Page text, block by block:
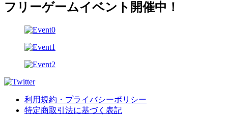
フリーゲームイベント開催中！
利用規約・プライバシーポリシー
特定商取引法に基づく表記